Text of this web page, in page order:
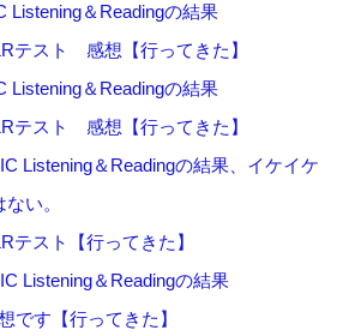
Listening＆Readingの結果
テスト 感想【行ってきた】
Listening＆Readingの結果
テスト 感想【行ってきた】
Listening＆Readingの結果、イケイケ
い。
スト【行ってきた】
Listening＆Readingの結果
です【行ってきた】